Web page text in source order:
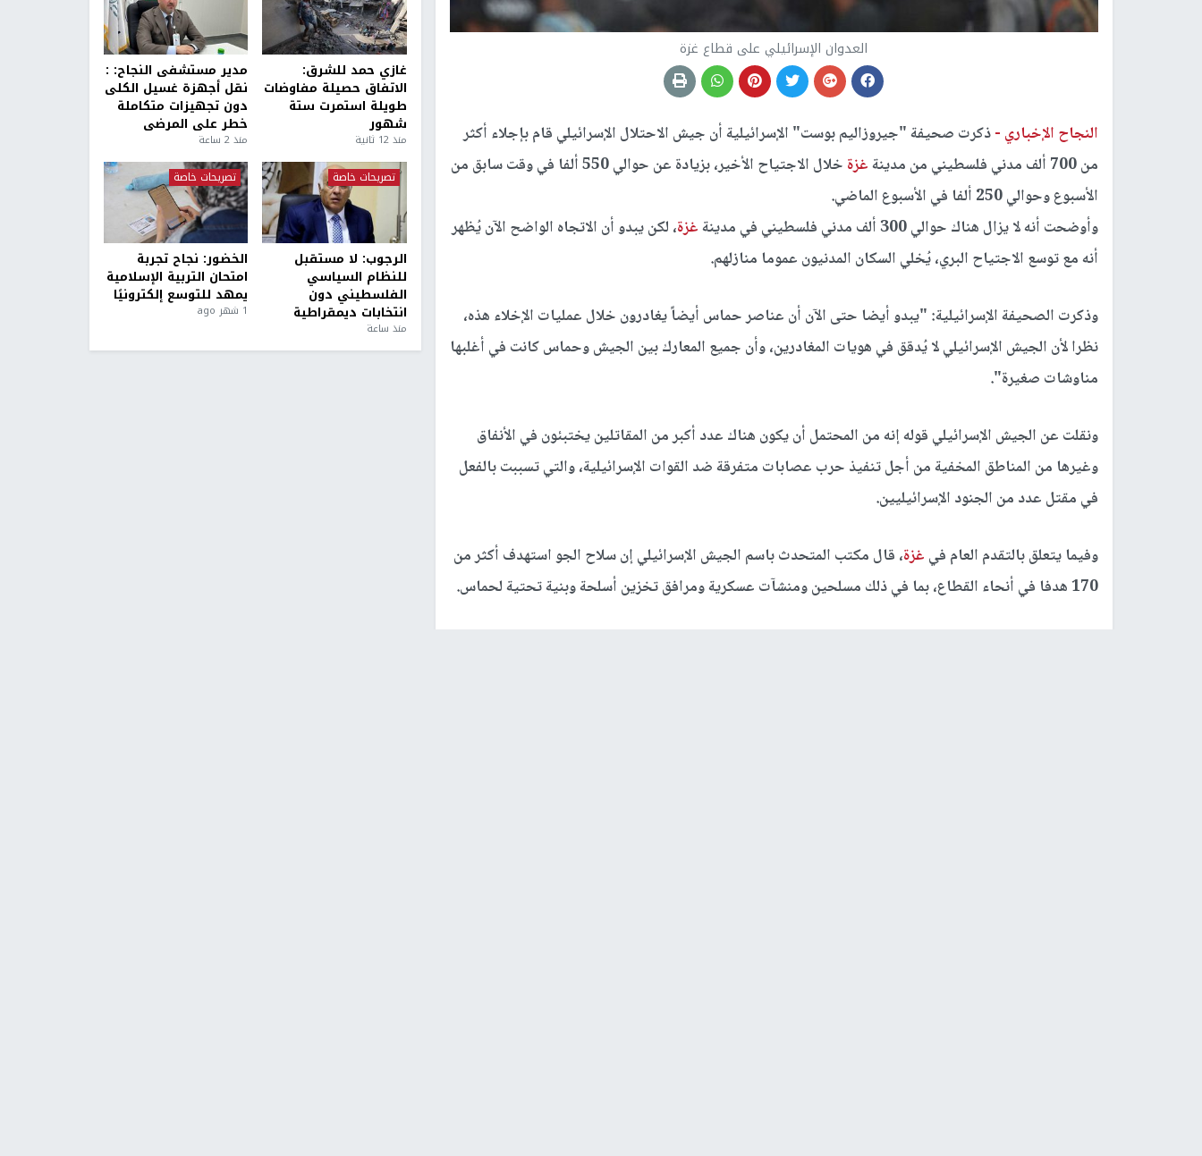
العدوان الإسرائيلي على قطاع غزة
النجاح الإخباري -ذكرت صحيفة "جيروزاليم بوست" الإسرائيلية أن جيش الاحتلال الإسرائيلي قام بإجلاء أكثر
من 700 ألف مدني فلسطيني من مدينة
غزة
خلال الاجتياح الأخير، بزيادة عن حوالي 550 ألفا في وقت سابق من
الأسبوع وحوالي 250 ألفا في الأسبوع الماضي.
وأوضحت أنه لا يزال هناك حوالي 300 ألف مدني فلسطيني في مدينة
غزة، لكن يبدو أن الاتجاه الواضح الآن يُظهر
أنه مع توسع الاجتياح البري، يُخلي السكان المدنيون عموما منازلهم.
وذكرت الصحيفة الإسرائيلية: "يبدو أيضا حتى الآن أن عناصر حماس أيضاً يغادرون خلال عمليات الإخلاء هذه،
نظرا لأن الجيش الإسرائيلي لا يُدقق في هويات المغادرين، وأن جميع المعارك بين الجيش وحماس كانت في أغلبها
مناوشات صغيرة".
ونقلت عن الجيش الإسرائيلي قوله إنه من المحتمل أن يكون هناك عدد أكبر من المقاتلين يختبئون في الأنفاق
وغيرها من المناطق المخفية من أجل تنفيذ حرب عصابات متفرقة ضد القوات الإسرائيلية، والتي تسببت بالفعل
في مقتل عدد من الجنود الإسرائيليين.
وفيما يتعلق بالتقدم العام في غزة، قال مكتب المتحدث باسم الجيش الإسرائيلي إن سلاح الجو استهدف أكثر من
170 هدفا في أنحاء القطاع، بما في ذلك مسلحين ومنشآت عسكرية ومرافق تخزين أسلحة وبنية تحتية لحماس.
غازي حمد للشرق:
الاتفاق حصيلة مفاوضات
طويلة استمرت ستة
شهور
منذ 12 ثانية
مدير مستشفى النجاح: :
نقل أجهزة غسيل الكلى
دون تجهيزات متكاملة
خطر على المرضى
منذ 2 ساعة
تصريحات خاصة
الرجوب: لا مستقبل
للنظام السياسي
الفلسطيني دون
انتخابات ديمقراطية
منذ ساعة
تصريحات خاصة
الخضور: نجاح تجربة
امتحان التربية الإسلامية
يمهد للتوسع إلكترونيًا
1 شهر ago